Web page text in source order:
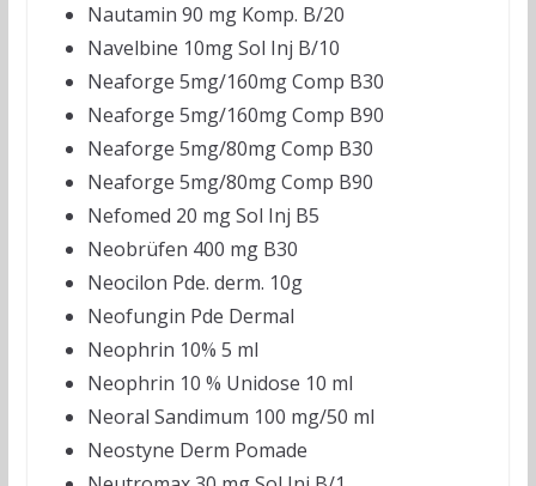
Nautamin 90 mg Komp. B/20
Navelbine 10mg Sol Inj B/10
Neaforge 5mg/160mg Comp B30
Neaforge 5mg/160mg Comp B90
Neaforge 5mg/80mg Comp B30
Neaforge 5mg/80mg Comp B90
Nefomed 20 mg Sol Inj B5
Neobrüfen 400 mg B30
Neocilon Pde. derm. 10g
Neofungin Pde Dermal
Neophrin 10% 5 ml
Neophrin 10 % Unidose 10 ml
Neoral Sandimum 100 mg/50 ml
Neostyne Derm Pomade